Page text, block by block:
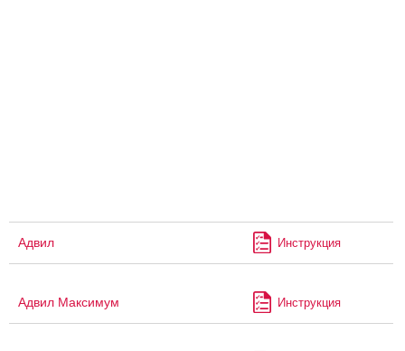
Адвил Инструкция
Адвил Максимум Инструкция